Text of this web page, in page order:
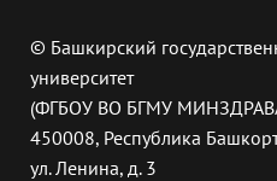
© Башкирский
университет
(ФГБОУ ВО БГМУ
450008, Республика
ул. Ленина, д. 3